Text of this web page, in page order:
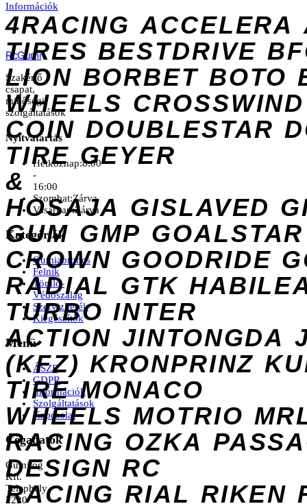
Információk
4RACING ACCELERA
TIRES BESTDRIVE
LION BORBET BOTO
WHEELS CROSSWIND
COIN DOUBLESTAR
TIRE GEYER
&
HOSAJA GISLAVED
GUM GMP GOALSTAR
CROWN GOODRIDE
RADIAL GTK
TURBO INTER
ACTION JINTONGDA
(KFZ) KRONPRINZ
TIRE MONACO
WHEELS MOTRIO
RACING OZKA
DESIGN RC
RACING RIAL RIKEN
RcGumi
Szakértő
csapat,
minőségi
szolgáltatások
Nyitvatartás
Hétköznap:8:00
-
16:00
Szombat:Zárva
Vasárnap:Zárva
Kategóriák
Gumiabroncs
Felnik
Tömlő-
Védőszalag
Szervizkerék
Kiegészítők
Menü
ÁSZF
GDPR
Információk
Szolgáltatások
Kapcsolat
Cégadatok
Gumilog
Kft.
Telephely
2220